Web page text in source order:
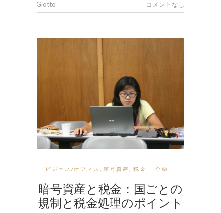
Giotto コメントなし
ビジネス/オフィス 暗号資産 税金 金融
暗号資産と税金：国ごとの
規制と税金処理のポイント